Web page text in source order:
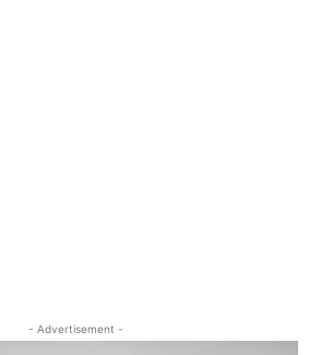
- Advertisement -